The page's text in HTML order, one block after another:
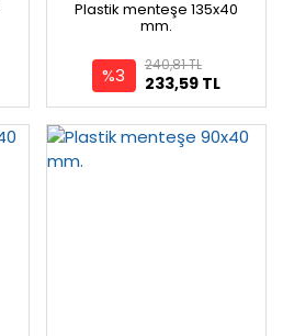
Plastik menteşe 135x40
mm.
%3 233,59 TL
240,81 TL